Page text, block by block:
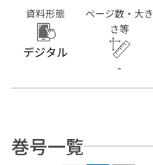
資料形態
デジタル
ページ数・大き
さ等
-
巻号一覧